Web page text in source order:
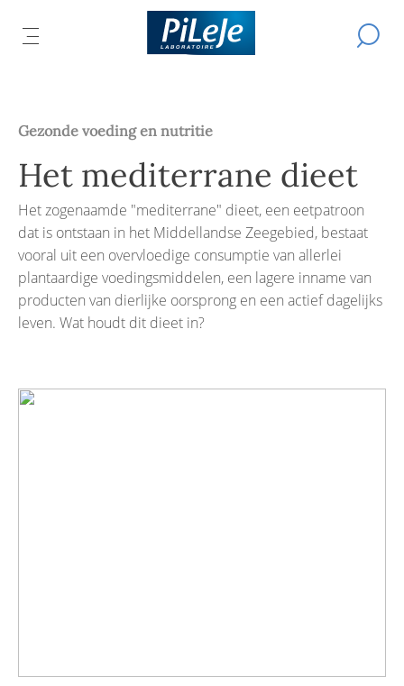
HET
Alle
producten
Een
Gezonde voeding en nutritie
Het mediterrane dieet
Het zogenaamde "mediterrane" dieet, een eetpatroon
dat is ontstaan in het Middellandse Zeegebied, bestaat
vooral uit een overvloedige consumptie van allerlei
plantaardige voedingsmiddelen, een lagere inname van
producten van dierlijke oorsprong en een actief dagelijks
leven. Wat houdt dit dieet in?